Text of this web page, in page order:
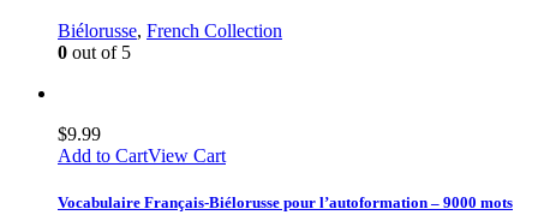
Biélorusse, French Collection
0 out of 5
$9.99
Add to CartView Cart
Vocabulaire Français-Biélorusse pour l’autoformation – 9000 mots